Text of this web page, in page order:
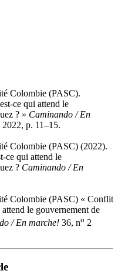
Colombie (PASC).
ce qui attend le
? » Caminando / En
p. 11–15.
Colombie (PASC) (2022).
ce qui attend le
? Caminando / En
Colombie (PASC) « Conflit
le gouvernement de
/ En marche! 36, no 2